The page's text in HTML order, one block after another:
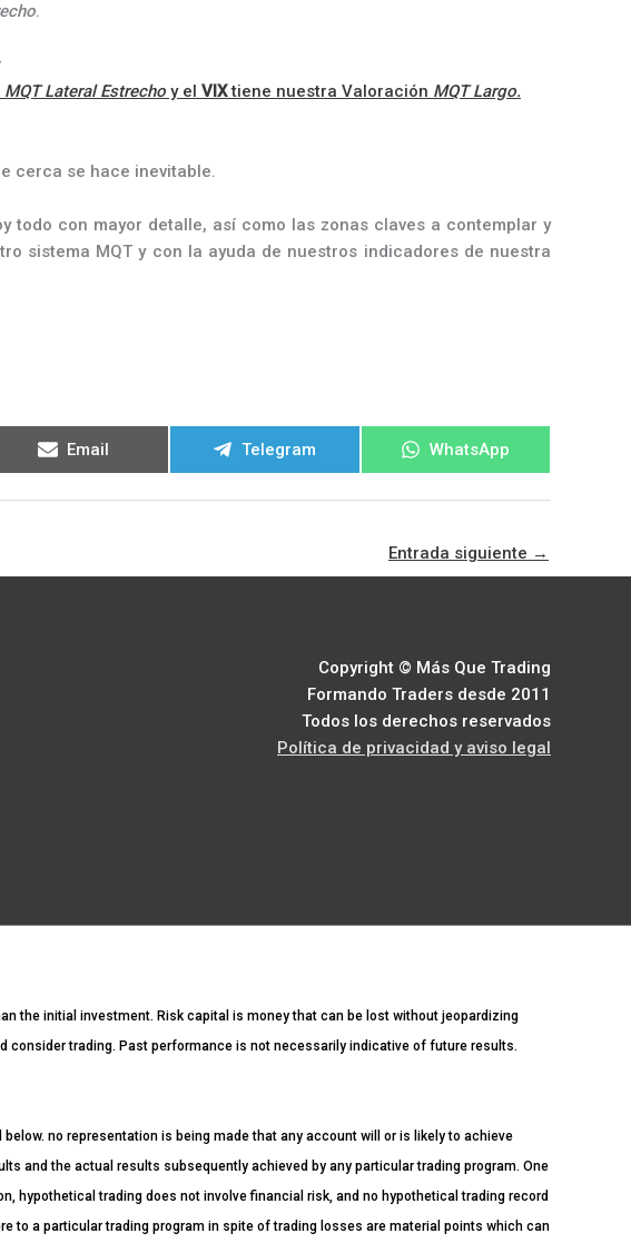
.
MQT Lateral Estrecho y el VIXtiene nuestra Valoración MQT Largo.
cerca se hace inevitable.
todo con mayor detalle, así como las zonas claves a contemplar y
sistema MQT y con la ayuda de nuestros indicadores de nuestra
Compartir
Email
Compartir
Telegram
Compartir
WhatsApp
Entrada siguiente →
Copyright © Más Que Trading
Formando Traders desde 2011
Todos los derechos reservados
Política de privacidad y aviso legal
the initial investment. Risk capital is money that can be lost without jeopardizing
consider trading. Past performance is not necessarily indicative of future results.
no representation is being made that any account will or is likely to achieve
and the actual results subsequently achieved by any particular trading program. One
trading does not involve financial risk, and no hypothetical trading record
a particular trading program in spite of trading losses are material points which can